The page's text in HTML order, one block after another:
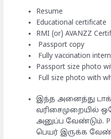
Resume
Educational certificate
RMI (or) AVANZZ
Passport copy
Fully vaccination
Passport size photo
Full size photo with
இந்த அனைத்து
வரிசைமுறையில்
அனுப்ப வேண்டும்.
பெயர் இருக்க